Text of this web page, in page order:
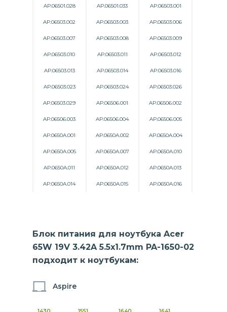
AP.06501.028 AP.06501.033 AP.06503.001
AP.06503.002 AP.06503.003 AP.06503.006
AP.06503.007 AP.06503.008 AP.06503.009
AP.06503.010 AP.06503.011 AP.06503.012
AP.06503.013 AP.06503.014 AP.06503.016
AP.06503.023 AP.06503.024 AP.06503.026
AP.06503.029 AP.06506.001 AP.06506.002
AP.06506.003 AP.06506.004 AP.06506.005
AP.0650A.001 AP.0650A.002 AP.0650A.004
AP.0650A.005 AP.0650A.007 AP.0650A.010
AP.0650A.011 AP.0650A.012 AP.0650A.013
AP.0650A.014 AP.0650A.015 AP.0650A.016
Блок питания для ноутбука Acer
65W 19V 3.42A 5.5x1.7mm PA-1650-02
подходит к ноутбукам:
Aspire